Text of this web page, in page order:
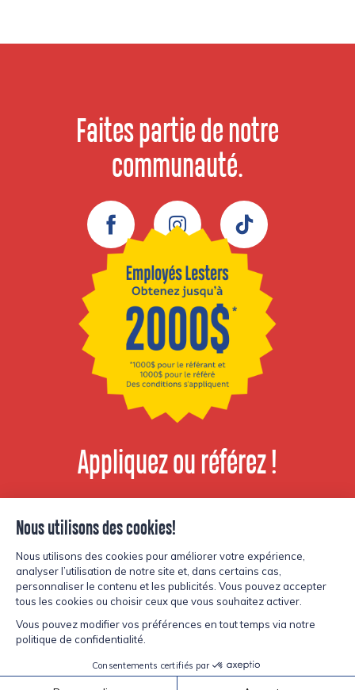
Faites partie de notre
communauté.
Facebook Instagram TikTok
Appliquez ou référez !
Voir les postes
disponibles
© Copyright Lesters 2026Politique de confidentialitéSite parKryzalid